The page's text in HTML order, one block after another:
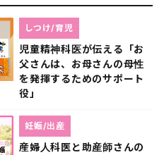
児童精神科医が伝える「お
父さんは、お母さんの母性
を発揮するためのサポート
役」
しつけ/育児
産婦人科医と助産師さんの
妊娠/出産